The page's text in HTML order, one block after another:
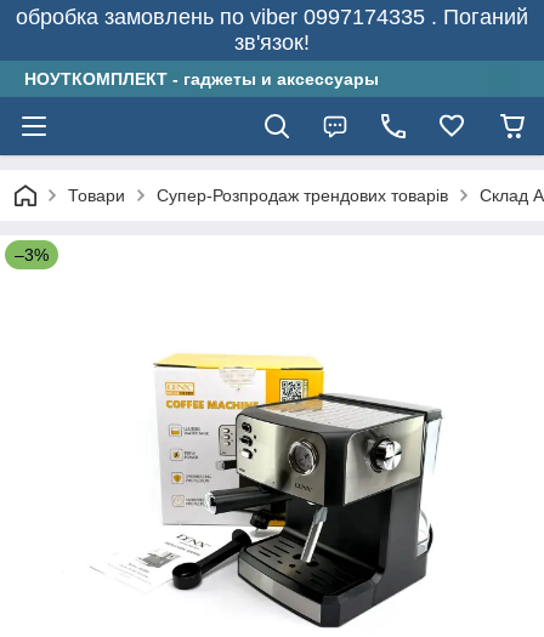
обробка замовлень по viber 0997174335 . Поганий
зв'язок!
НОУТКОМПЛЕКТ - гаджеты и аксессуары
Товари Супер-Розпродаж трендових товарів Склад А
–3%